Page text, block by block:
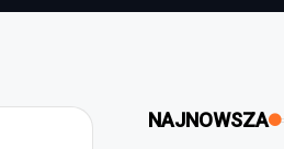
NAJNOWSZA